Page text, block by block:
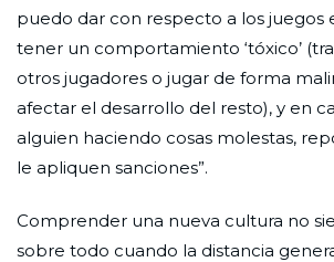
puedo dar con respecto a los juegos
tener un comportamiento ‘tóxico’
otros jugadores o jugar de forma
afectar el desarrollo del resto), y en
alguien haciendo cosas molestas,
le apliquen sanciones”.
Comprender una nueva cultura no
sobre todo cuando la distancia